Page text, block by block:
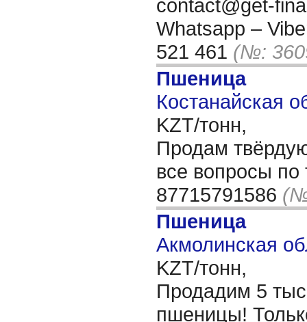
contact@get-
Whatsapp –
521 461 (№:
Пшеница
Костанайская
KZT/тонн,
Продам
все вопросы по
87715791586
Пшеница
Акмолинская
KZT/тонн,
Продадим 5
пшеницы!